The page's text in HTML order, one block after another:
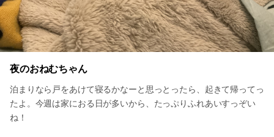
夜のおねむちゃん
泊まりなら戸をあけて寝るかなーと思っとったら、起きて帰ってっ
たよ。今週は家におる日が多いから、たっぷりふれあいすっぞい
ね！